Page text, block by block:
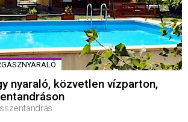
nyaraló, közvetlen vízparton,